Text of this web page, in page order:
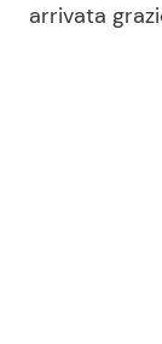
arrivata